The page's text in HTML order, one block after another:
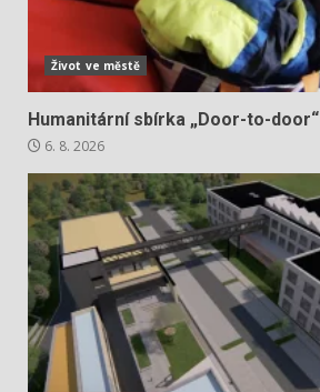
Život ve městě
Humanitární sbírka „Door-to-door“
6. 8. 2026